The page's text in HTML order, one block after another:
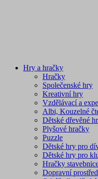
Hry a hračky
Hračky
Společenské hry
Kreativní hry
Vzdělávací a
Albi, Kouzelné
Dětské dřevěné
Plyšové hračky
Puzzle
Dětské hry pro
Dětské hry pro
Hračky
Dopravní